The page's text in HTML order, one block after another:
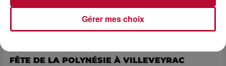
FÊTE DE LA POLYNÉSIE À VILLEVEYRAC
Gérer mes choix